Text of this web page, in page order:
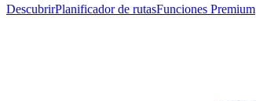
DescubrirPlanificador de rutasFunciones Premium